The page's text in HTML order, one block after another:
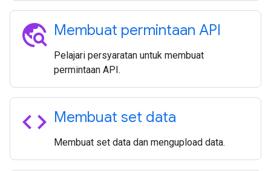
travel_explore Membuat permintaan API
Pelajari persyaratan untuk membuat
permintaan API.
code Membuat set data
Membuat set data dan mengupload data.